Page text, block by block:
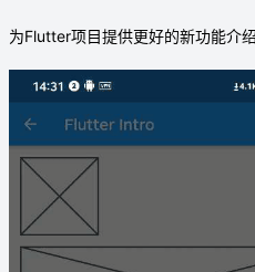
为Flutter项目提供更好的新功能介